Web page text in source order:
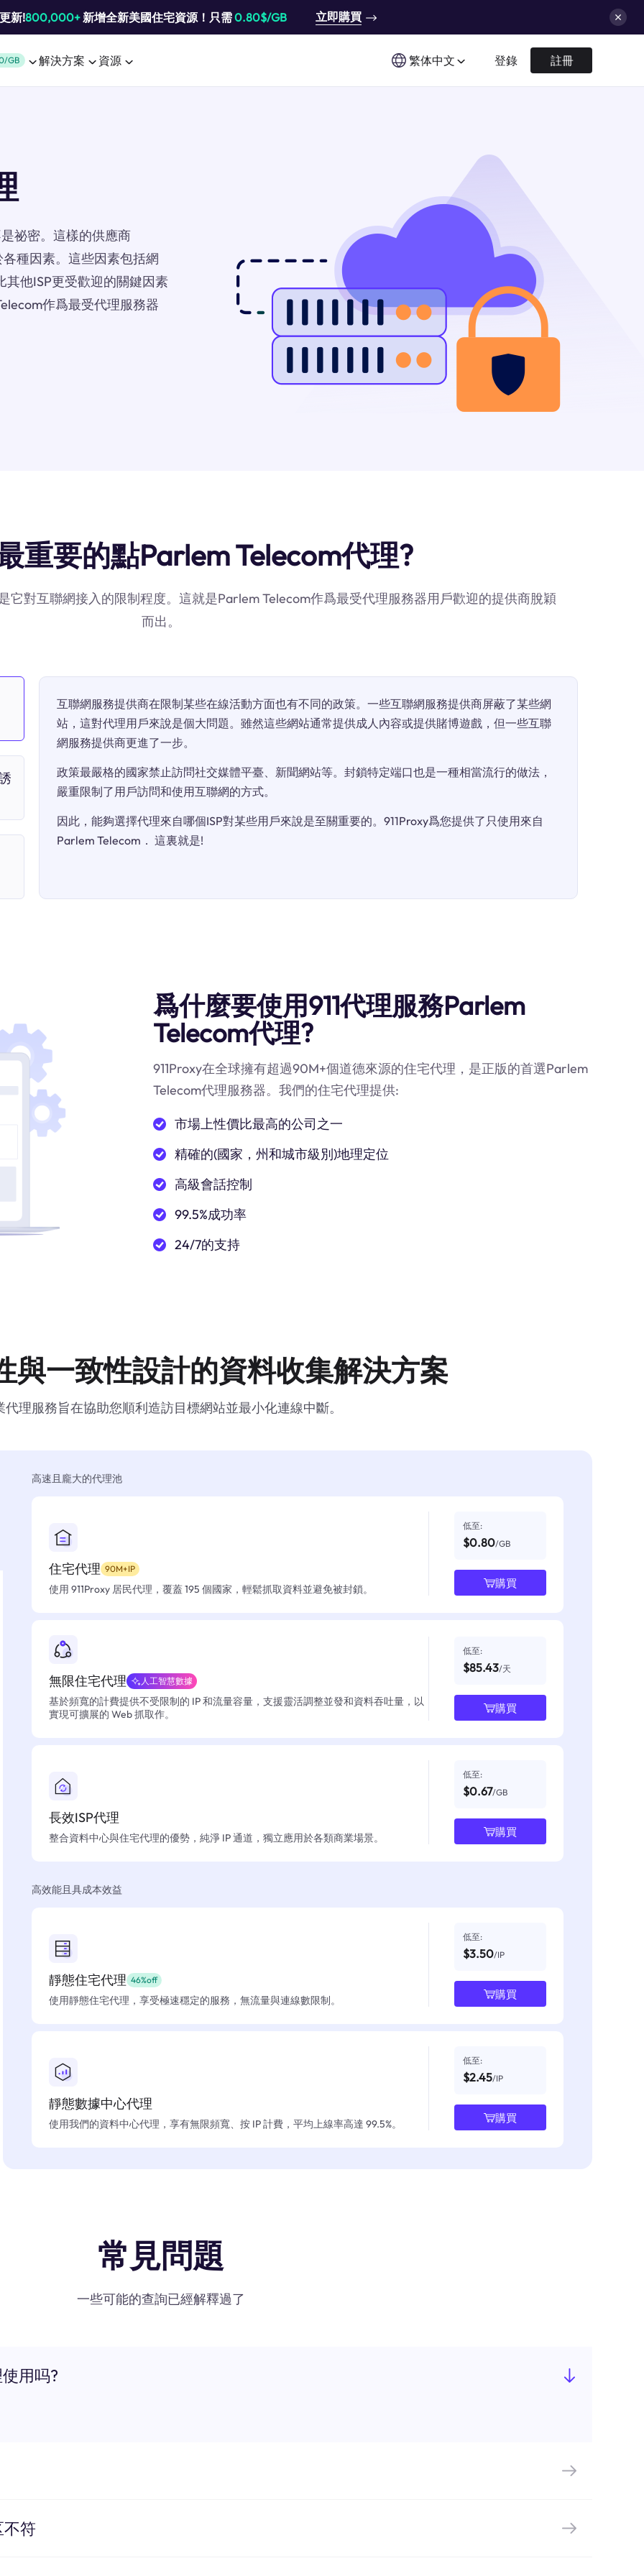
新!800,000+新增全新美國住宅資源！只需0.80$/GB 立即購買
GB 解決方案 資源 繁体中文 登錄 註冊
祕密。這樣的供應商
種因素。這些因素包括網
他ISP更受歡迎的關鍵因素
作爲最受代理服務器
重要的點Parlem Telecom代理?
它對互聯網接入的限制程度。這就是Parlem Telecom作爲最受代理服務器用戶歡迎的提供商脫穎
而出。
互聯網服務提供商在限制某些在線活動方面也有不同的政策。一些互聯網服務提供商屏蔽了某些網
站，這對代理用戶來說是個大問題。雖然這些網站通常提供成人內容或提供賭博遊戲，但一些互聯
網服務提供商更進了一步。
政策最嚴格的國家禁止訪問社交媒體平臺、新聞網站等。封鎖特定端口也是一種相當流行的做法，
嚴重限制了用戶訪問和使用互聯網的方式。
因此，能夠選擇代理來自哪個ISP對某些用戶來說是至關重要的。911Proxy爲您提供了只使用來自
Parlem Telecom． 這裏就是!
爲什麼要使用911代理服務Parlem
Telecom代理?
911Proxy在全球擁有超過90M+個道德來源的住宅代理，是正版的首選Parlem
Telecom代理服務器。我們的住宅代理提供:
市場上性價比最高的公司之一
精確的(國家，州和城市級別)地理定位
高級會話控制
99.5%成功率
24/7的支持
與一致性設計的資料收集解決方案
代理服務旨在協助您順利造訪目標網站並最小化連線中斷。
高速且龐大的代理池
住宅代理 90M+IP
使用 911Proxy 居民代理，覆蓋 195 個國家，輕鬆抓取資料並避免被封鎖。
低至:
$0.80/GB
購買
無限住宅代理 人工智慧數據
基於頻寬的計費提供不受限制的 IP 和流量容量，支援靈活調整並發和資料吞吐量，以
實現可擴展的 Web 抓取作。
低至:
$85.43/天
購買
長效ISP代理
整合資料中心與住宅代理的優勢，純淨 IP 通道，獨立應用於各類商業場景。
低至:
$0.67/GB
購買
高效能且具成本效益
靜態住宅代理 46%off
使用靜態住宅代理，享受極速穩定的服務，無流量與連線數限制。
低至:
$3.50/IP
購買
靜態數據中心代理
使用我們的資料中心代理，享有無限頻寬、按 IP 計費，平均上線率高達 99.5%。
低至:
$2.45/IP
購買
常見問題
一些可能的查詢已經解釋過了
用吗?
符